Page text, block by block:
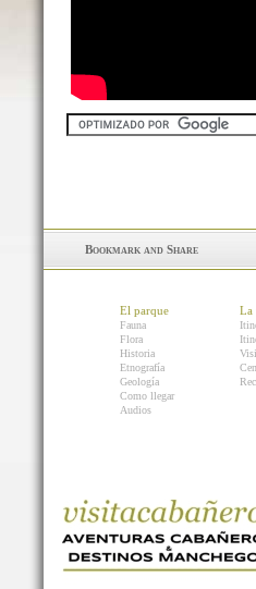
El parque
Fauna
Flora
Historia
Etnografía
Geología
Como llegar
Audios
La